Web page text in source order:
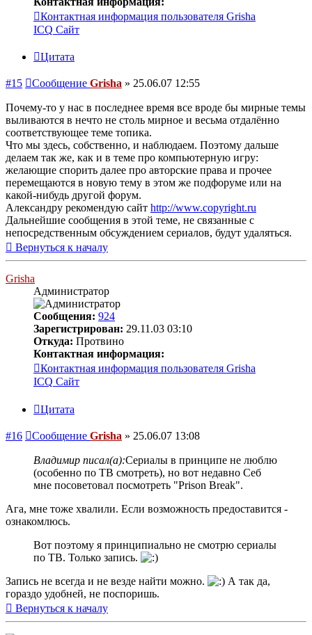
Контактная информация пользователя Grisha
ICQ Сайт
Цитата
#15 Сообщение Grisha » 25.06.07 12:55
Почему-то у нас в последнее время все вроде бы мирные темы
выливаются в нечто не столь мирное и весьма отдалённо
соответствующее теме топика.
Что мы здесь, собственно, и наблюдаем. Поэтому дальше
делаем так же, как и в теме про компьютерную игру:
желающие спорить далее про авторские права и прочее
перемещаются в новую тему в этом же подфоруме или на
какой-нибудь другой форум.
Александру рекомендую сайт http://www.copyright.ru
Дальнейшие сообщения в этой теме, не связанные с
непосредственным обсуждением сериалов, будут удаляться.
Вернуться к началу
Grisha
Администратор
Сообщения: 924
Зарегистрирован: 29.11.03 03:10
Откуда: Протвино
Контактная информация:
Контактная информация пользователя Grisha
ICQ Сайт
Цитата
#16 Сообщение Grisha » 25.06.07 13:08
Владимир писал(а):Сериалы в принципе не люблю
(особенно по ТВ смотреть), но вот недавно Себ
мне посоветовал посмотреть "Prison Break".
Ага, мне тоже хвалили. Если возможность предоставится -
ознакомлюсь.
Вот поэтому я принципиально не смотрю сериалы
по ТВ. Только запись.
Запись не всегда и не везде найти можно.
А так да,
гораздо удобней, не поспоришь.
Вернуться к началу